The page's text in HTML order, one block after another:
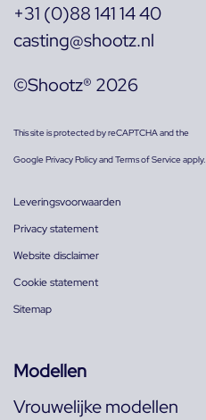
+31 (0)88 141 14 40
casting@shootz.nl
©Shootz® 2026
This site is protected by reCAPTCHA and the
GooglePrivacy PolicyandTerms of Serviceapply.
Leveringsvoorwaarden
Privacy statement
Website disclaimer
Cookie statement
Sitemap
Modellen
Vrouwelijke modellen